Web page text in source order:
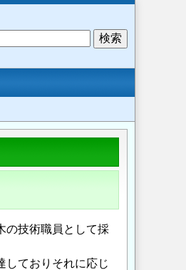
の技術職員として採
しておりそれに応じ